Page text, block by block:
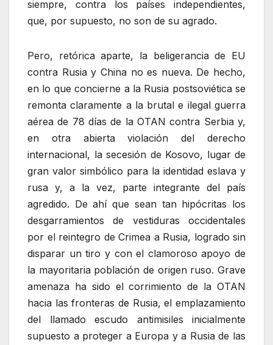
siempre, contra los países independientes,
que, por supuesto, no son de su agrado.
Pero, retórica aparte, la beligerancia de EU
contra Rusia y China no es nueva. De hecho,
en lo que concierne a la Rusia postsoviética se
remonta claramente a la brutal e ilegal guerra
aérea de 78 días de la OTAN contra Serbia y,
en otra abierta violación del derecho
internacional, la secesión de Kosovo, lugar de
gran valor simbólico para la identidad eslava y
rusa y, a la vez, parte integrante del país
agredido. De ahí que sean tan hipócritas los
desgarramientos de vestiduras occidentales
por el reintegro de Crimea a Rusia, logrado sin
disparar un tiro y con el clamoroso apoyo de
la mayoritaria población de origen ruso. Grave
amenaza ha sido el corrimiento de la OTAN
hacia las fronteras de Rusia, el emplazamiento
del llamado escudo antimisiles inicialmente
supuesto a proteger a Europa y a Rusia de las